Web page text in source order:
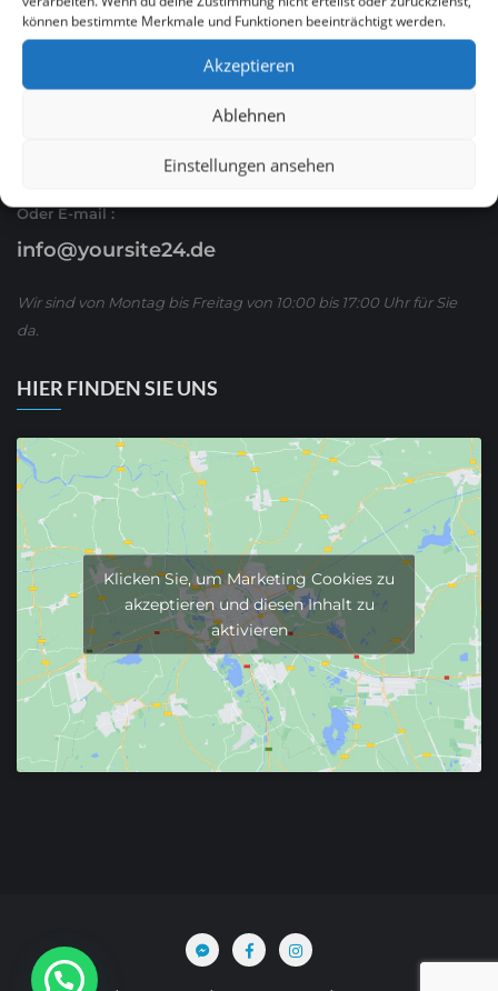
können bestimmte Merkmale und Funktionen beeinträchtigt werden.
Akzeptieren
Ablehnen
Einstellungen ansehen
Ruf Sie uns an
oder schreiben Sie uns über WhatsApp:
01590/ 8 63 65 63
Oder E-mail :
info@yoursite24.de
Wir sind von Montag bis Freitag von 10:00 bis 17:00 Uhr für Sie
da.
HIER FINDEN SIE UNS
Klicken Sie, um Marketing Cookies zu
akzeptieren und diesen Inhalt zu
aktivieren